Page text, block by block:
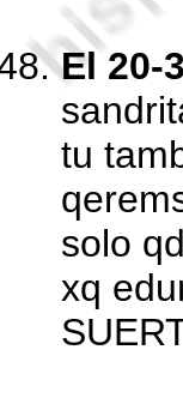
El 20-
tu
solo
xq